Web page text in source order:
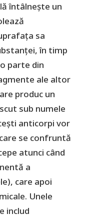
întâlnește un
sa
în timp
parte din
ale altor
produc un
sub numele
anticorpi vor
se confruntă
atunci când
a
care apoi
Unele
includ